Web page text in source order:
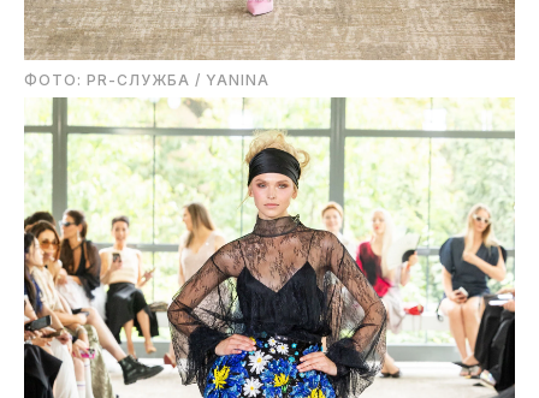
ФОТО: PR-СЛУЖБА / YANINA